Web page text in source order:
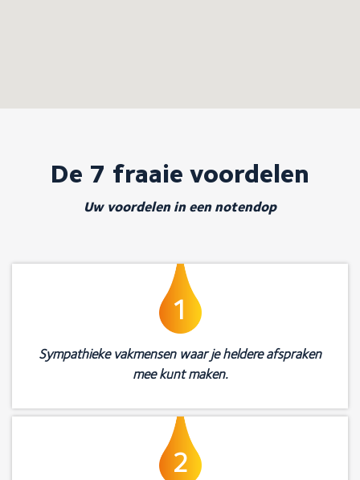
De 7 fraaie voordelen
Uw voordelen in een notendop
1
Sympathieke vakmensen waar je heldere afspraken
mee kunt maken.
2